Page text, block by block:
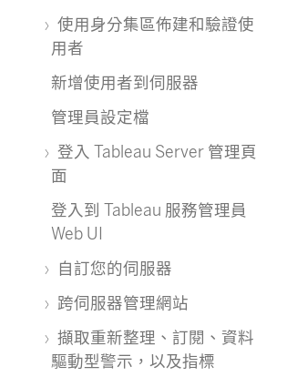
使用身分集區佈建和驗證使
用者
新增使用者到伺服器
管理員設定檔
登入 Tableau Server 管理頁
面
登入到 Tableau 服務管理員
Web UI
自訂您的伺服器
跨伺服器管理網站
擷取重新整理、訂閱、資料
驅動型警示，以及指標